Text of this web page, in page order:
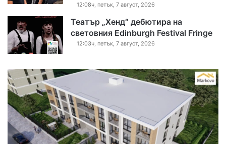
12:08ч, петък, 7 август, 2026
Театър „Хенд“ дебютира на
световния Edinburgh Festival Fringe
12:03ч, петък, 7 август, 2026